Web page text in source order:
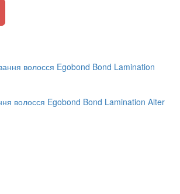
волосся Egobond Bond Lamination Alter